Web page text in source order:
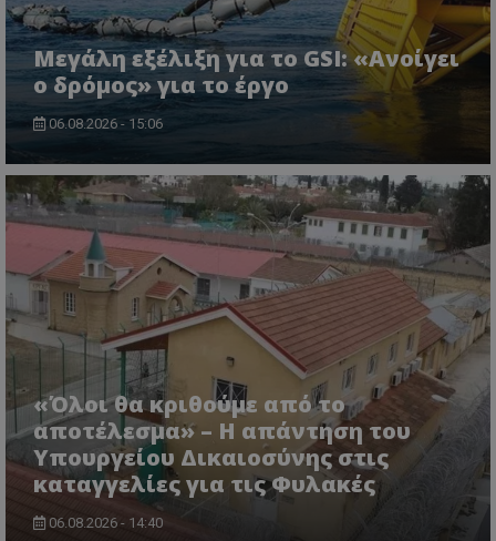
Μεγάλη εξέλιξη για το GSI: «Ανοίγει
ο δρόμος» για το έργο
06.08.2026 - 15:06
«Όλοι θα κριθούμε από το
αποτέλεσμα» – Η απάντηση του
Υπουργείου Δικαιοσύνης στις
καταγγελίες για τις Φυλακές
06.08.2026 - 14:40
YouTube